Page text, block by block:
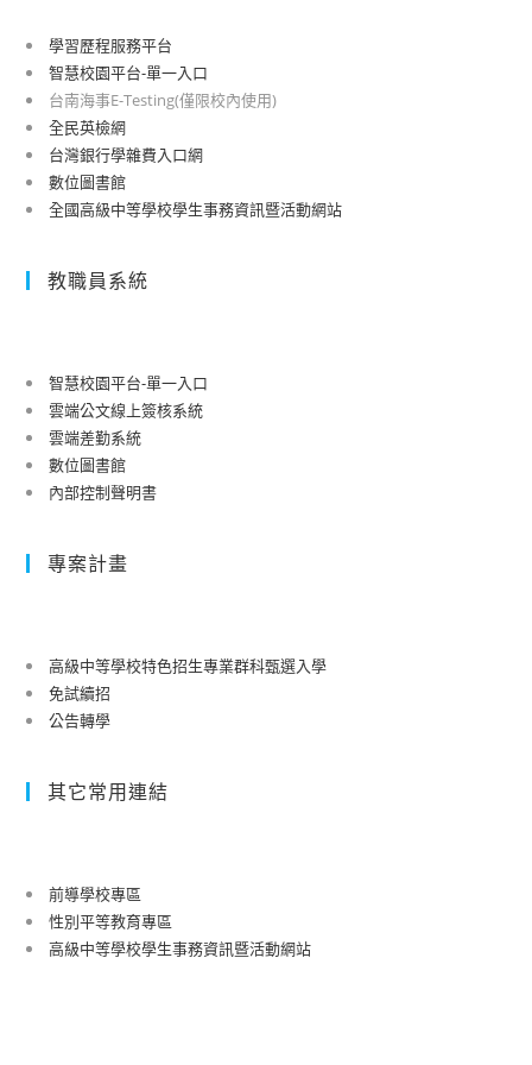
學習歷程服務平台
智慧校園平台-單一入口
台南海事E-Testing(僅限校內使用)
全民英檢網
台灣銀行學雜費入口網
數位圖書館
全國高級中等學校學生事務資訊暨活動網站
教職員系統
智慧校園平台-單一入口
雲端公文線上簽核系統
雲端差勤系統
數位圖書館
內部控制聲明書
專案計畫
高級中等學校特色招生專業群科甄選入學
免試續招
公告轉學
其它常用連結
前導學校專區
性別平等教育專區
高級中等學校學生事務資訊暨活動網站